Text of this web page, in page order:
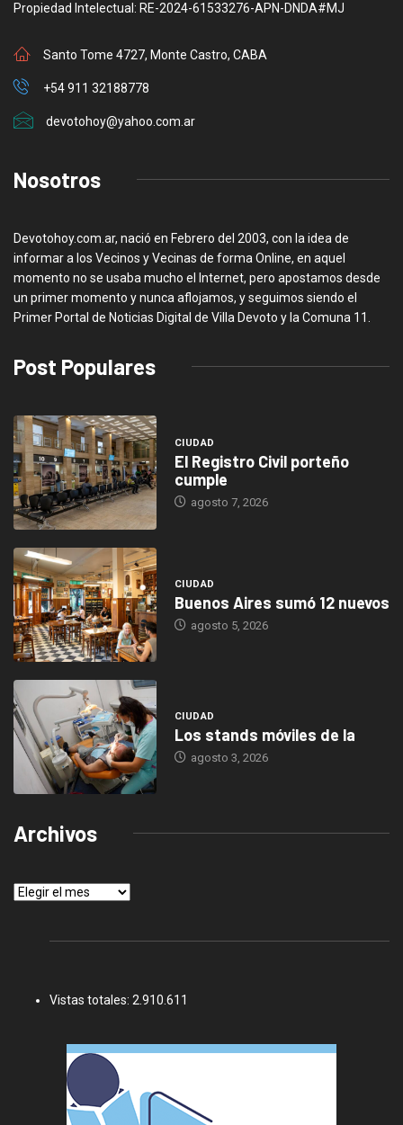
Propiedad Intelectual: RE-2024-61533276-APN-DNDA#MJ
Santo Tome 4727, Monte Castro, CABA
+54 911 32188778
devotohoy@yahoo.com.ar
Nosotros
Devotohoy.com.ar, nació en Febrero del 2003, con la idea de
informar a los Vecinos y Vecinas de forma Online, en aquel
momento no se usaba mucho el Internet, pero apostamos desde
un primer momento y nunca aflojamos, y seguimos siendo el
Primer Portal de Noticias Digital de Villa Devoto y la Comuna 11.
Post Populares
CIUDAD
El Registro Civil porteño
cumple
agosto 7, 2026
CIUDAD
Buenos Aires sumó 12 nuevos
agosto 5, 2026
CIUDAD
Los stands móviles de la
agosto 3, 2026
Archivos
Archivos
Vistas totales: 2.910.611